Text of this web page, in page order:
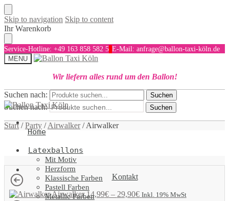
Skip to navigation Skip to content
Ihr Warenkorb
Service-Hotline: +49 163 858 582 5 E-Mail: anfrage@ballon-taxi-köln.de
MENU
Wir liefern alles rund um den Ballon!
Suchen nach: Suchen
Kontakt
Suchen nach: Suchen
Home
Latexballons
Mit Motiv
Herzform
Klassische Farben
Pastell Farben
Metallic Farben
Start /Party /Airwalker/Airwalker
Airwalker 14,99€– 29,90€ Inkl. 19% MwSt